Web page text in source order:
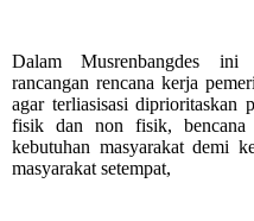
Dalam Musrenbangdes ini
rancangan rencana kerja
agar terliasisasi diprioritaskan
fisik dan non fisik, bencana
kebutuhan masyarakat demi
masyarakat setempat,